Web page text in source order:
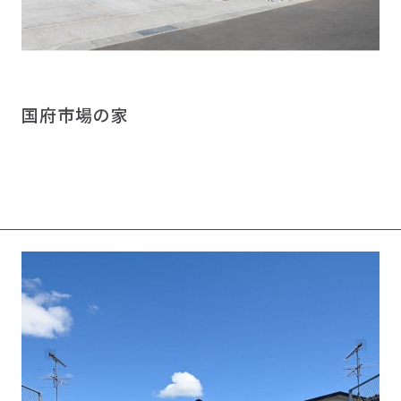
国府市場の家